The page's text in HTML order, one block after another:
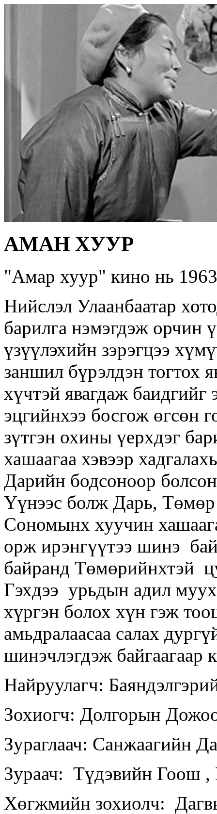
АМАН ХУУР
"Амар хуур" кино нь
Нийслэл Улаанбаатар
барилга нэмэгдэж орчин
үзүүлэхийн зэрэгцээ
заншил бүрэлдэн тогтох
хүчтэй явагдаж баидгийг
эцгийнхээ босгож өгсөн
зүтгэн охины үерхдэг
хашаагаа хэвээр
Дарийн бодсоноор
Үүнээс болж Дарь,
Сономынх хуучин
орж ирэнгүүтээ шинэ
байранд Төмөрийнхтэй
Гэхдээ урьдын адил
хүргэн болох хүн гэж
амьдралаасаа салах
шинэчлэгдэж байгаагаар
Найруулагч:
Зохиогч: Долгорын
Зураглаач: Санжаагийн
Зураач: Түдэвийн Гоош
Хөгжмийн зохиолч: